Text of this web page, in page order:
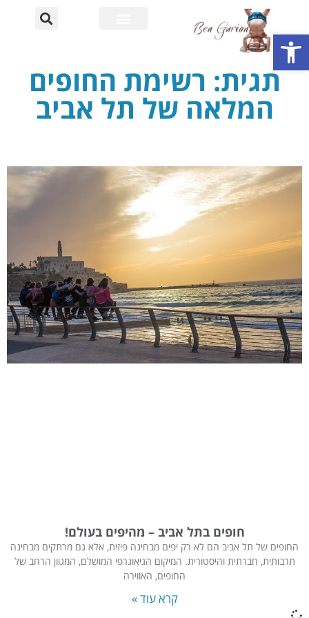
תגית: רשימת החופים
המלאה של תל אביב
חופים בתל אביב – מהיפים בעולם!
החופים של תל אביב הם לא רק יפים מבחינה פיזית, אלא גם מרתקים מבחינה
תרבותית, חברתית והיסטורית. המיקום הגיאוגרפי המושלם, המגוון הרחב של
החופים, האווירה
קרא עוד »
פתח סרגל נגישות